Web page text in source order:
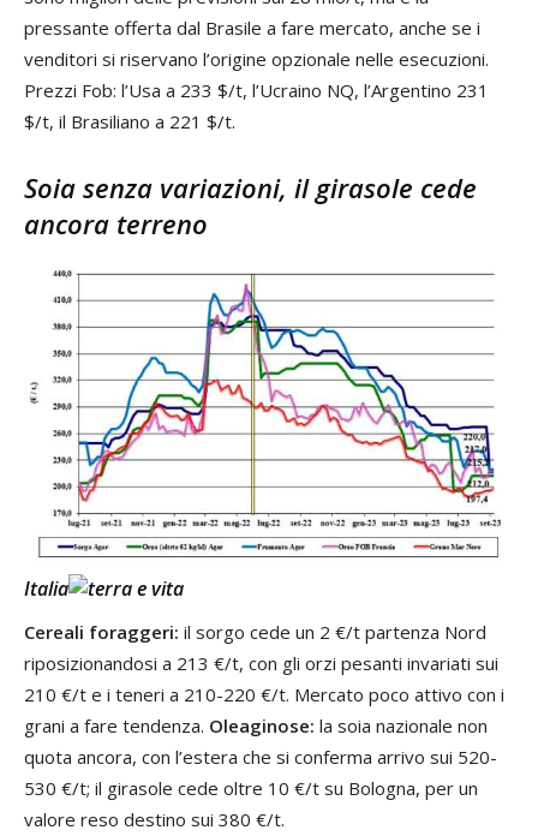
pressante offerta dal Brasile a fare mercato, anche se i
venditori si riservano l’origine opzionale nelle esecuzioni.
Prezzi Fob: l’Usa a 233 $/t, l’Ucraino NQ, l’Argentino 231
$/t, il Brasiliano a 221 $/t.
Soia senza variazioni, il girasole cede
ancora terreno
Italia
Cereali foraggeri: il sorgo cede un 2 €/t partenza Nord
riposizionandosi a 213 €/t, con gli orzi pesanti invariati sui
210 €/t e i teneri a 210-220 €/t. Mercato poco attivo con i
grani a fare tendenza. Oleaginose: la soia nazionale non
quota ancora, con l’estera che si conferma arrivo sui 520-
530 €/t; il girasole cede oltre 10 €/t su Bologna, per un
valore reso destino sui 380 €/t.